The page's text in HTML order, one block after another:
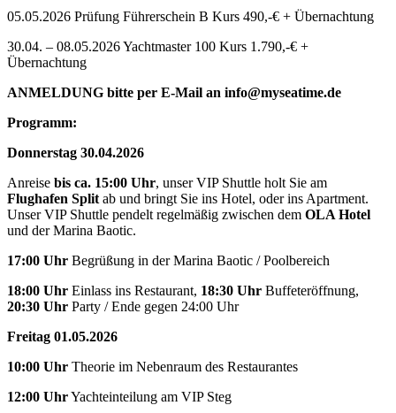
05.05.2026 Prüfung Führerschein B Kurs 490,-€ + Übernachtung
30.04. – 08.05.2026 Yachtmaster 100 Kurs 1.790,-€ +
Übernachtung
ANMELDUNG bitte per E-Mail an info@myseatime.de
Programm:
Donnerstag 30.04.2026
Anreise bis ca. 15:00 Uhr, unser VIP Shuttle holt Sie am
Flughafen Split ab und bringt Sie ins Hotel, oder ins Apartment.
Unser VIP Shuttle pendelt regelmäßig zwischen dem OLA Hotel
und der Marina Baotic.
17:00 Uhr Begrüßung in der Marina Baotic / Poolbereich
18:00 Uhr Einlass ins Restaurant, 18:30 Uhr Buffeteröffnung,
20:30 Uhr Party / Ende gegen 24:00 Uhr
Freitag 01.05.2026
10:00 Uhr Theorie im Nebenraum des Restaurantes
12:00 UhrYachteinteilung am VIP Steg